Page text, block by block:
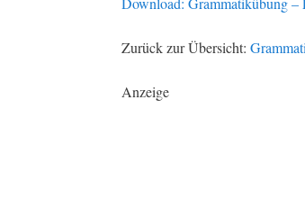
Zurück zur Übersicht:
Anzeige